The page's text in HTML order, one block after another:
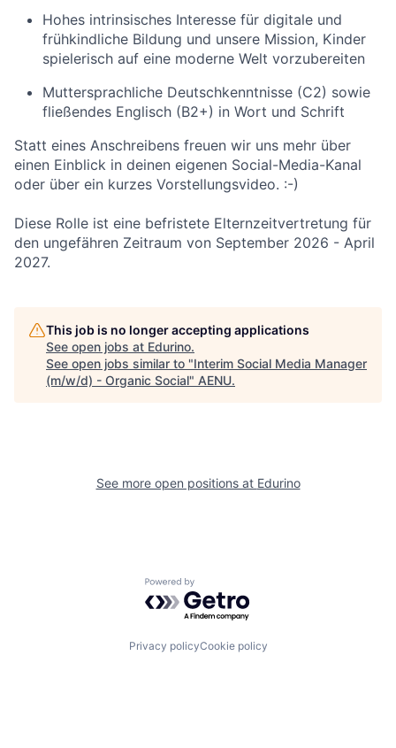
Hohes intrinsisches Interesse für digitale und
frühkindliche Bildung und unsere Mission, Kinder
spielerisch auf eine moderne Welt vorzubereiten
Muttersprachliche Deutschkenntnisse (C2) sowie
fließendes Englisch (B2+) in Wort und Schrift
Statt eines Anschreibens freuen wir uns mehr über
einen Einblick in deinen eigenen Social-Media-Kanal
oder über ein kurzes Vorstellungsvideo. :-)
Diese Rolle ist eine befristete Elternzeitvertretung für
den ungefähren Zeitraum von September 2026 - April
2027.
This job is no longer accepting applications
See open jobs at Edurino.
See open jobs similar to "Interim Social Media Manager
(m/w/d) - Organic Social" AENU.
See more open positions at Edurino
Powered by Getro.com
Privacy policyCookie policy